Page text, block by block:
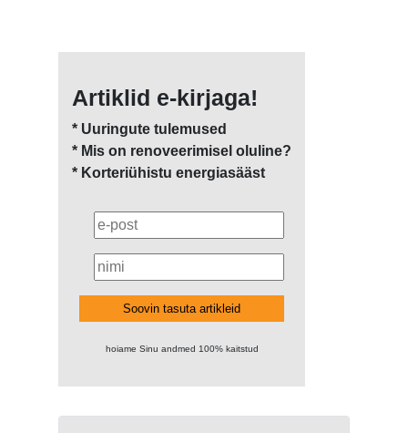
Artiklid e-kirjaga!
* Uuringute tulemused
* Mis on renoveerimisel oluline?
* Korteriühistu energiasääst
Soovin tasuta artikleid
hoiame Sinu andmed 100% kaitstud